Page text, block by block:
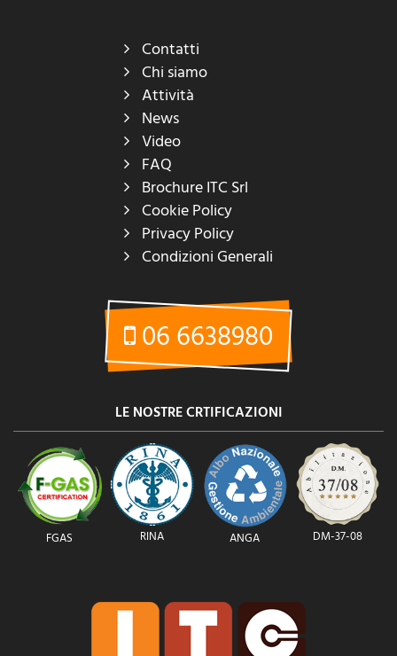
Contatti
Chi siamo
Attività
News
Video
FAQ
Brochure ITC Srl
Cookie Policy
Privacy Policy
Condizioni Generali
06 6638980
LE NOSTRE CRTIFICAZIONI
FGAS RINA ANGA DM-37-08